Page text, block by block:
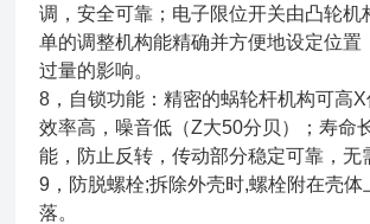
调，安全可靠；电子限位开关由凸轮机
单的调整机构能精确并方便地设定位置
过量的影响。
8，自锁功能：精密的蜗轮杆机构可高X
效率高，噪音低（Z大50分贝）；寿命
能，防止反转，传动部分稳定可靠，无
9，防脱螺栓;拆除外壳时,螺栓附在壳体
落。